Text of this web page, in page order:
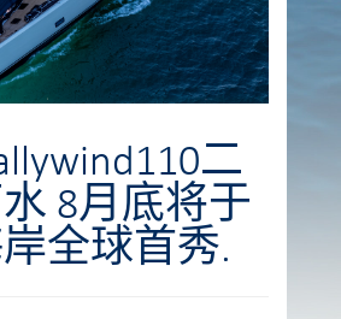
二
8月底将于
全球首秀.